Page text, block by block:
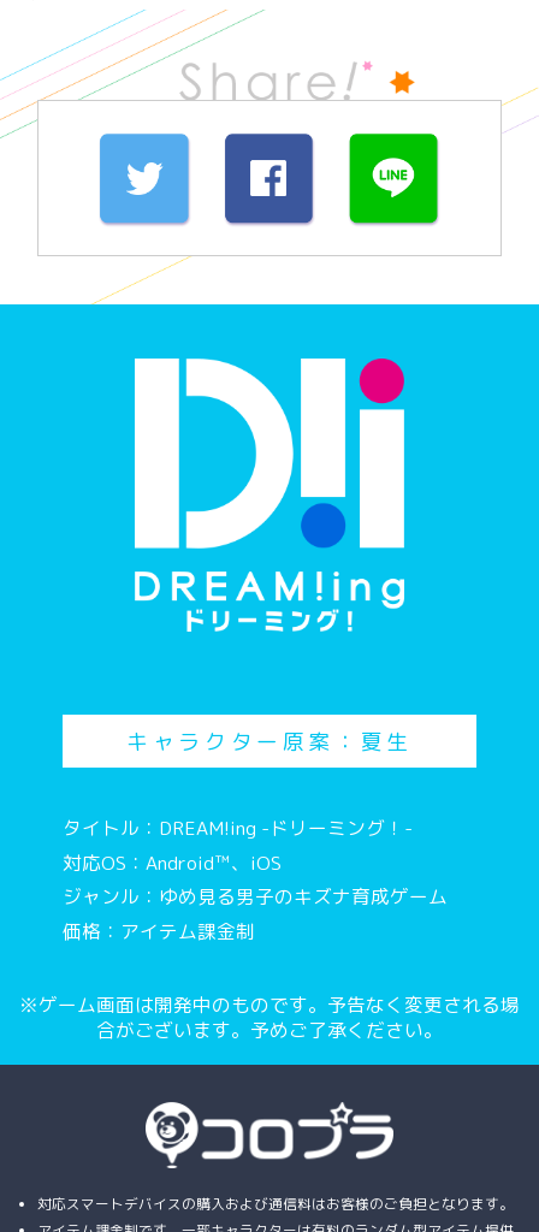
キャラクター原案：夏生
タイトル：DREAM!ing -ドリーミング！-
対応OS：Android™、iOS
ジャンル：ゆめ見る男子のキズナ育成ゲーム
価格：アイテム課金制
※ゲーム画面は開発中のものです。予告なく変更される場
合がございます。予めご了承ください。
対応スマートデバイスの購入および通信料はお客様のご負担となります。